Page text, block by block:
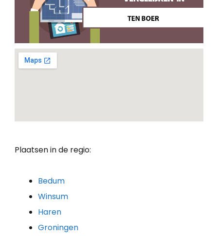
Plaatsen in de regio:
Bedum
Winsum
Haren
Groningen